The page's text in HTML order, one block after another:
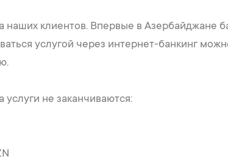
клиентов. Впервые в Азербайджане
услугой через интернет-банкинг
не заканчиваются: